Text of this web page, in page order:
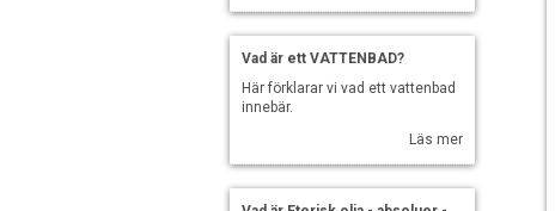
Vad är ett VATTENBAD?
Här förklarar vi vad ett vattenbad
innebär.
Läs mer